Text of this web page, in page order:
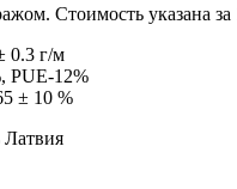
Стоимость указана за
0.3 г/м
PUE-12%
± 10 %
Латвия